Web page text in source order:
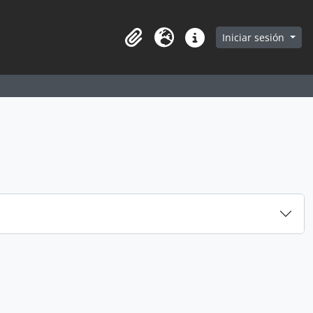
in browse page
Portapapeles
Idioma Enlaces rápidos
Iniciar sesión